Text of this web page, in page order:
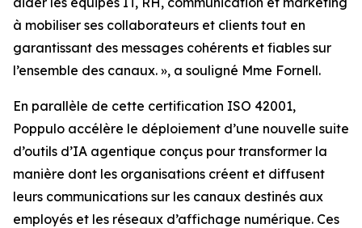
à mobiliser ses collaborateurs et clients tout en
garantissant des messages cohérents et fiables sur
l’ensemble des canaux. », a souligné Mme Fornell.
En parallèle de cette certification ISO 42001,
Poppulo accélère le déploiement d’une nouvelle suite
d’outils d’IA agentique conçus pour transformer la
manière dont les organisations créent et diffusent
leurs communications sur les canaux destinés aux
employés et les réseaux d’affichage numérique. Ces